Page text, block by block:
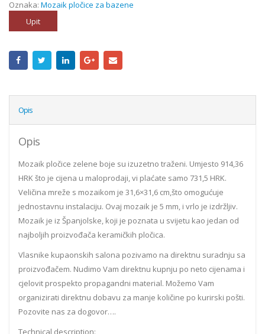
Oznaka: Mozaik pločice za bazene
Upit
Opis
Opis
Mozaik pločice zelene boje su izuzetno traženi. Umjesto 914,36
HRK što je cijena u maloprodaji, vi plaćate samo 731,5 HRK.
Veličina mreže s mozaikom je 31,6×31,6 cm,što omogućuje
jednostavnu instalaciju. Ovaj mozaik je 5 mm, i vrlo je izdržljiv.
Mozaik je iz Španjolske, koji je poznata u svijetu kao jedan od
najboljih proizvođača keramičkih pločica.
Vlasnike kupaonskih salona pozivamo na direktnu suradnju sa
proizvođačem. Nudimo Vam direktnu kupnju po neto cijenama i
cjelovit prospekto propagandni material. Možemo Vam
organizirati direktnu dobavu za manje količine po kurirski pošti.
Pozovite nas za dogovor….
Technical description: